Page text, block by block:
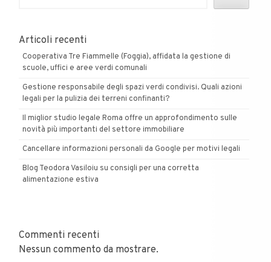
Articoli recenti
Cooperativa Tre Fiammelle (Foggia), affidata la gestione di
scuole, uffici e aree verdi comunali
Gestione responsabile degli spazi verdi condivisi. Quali azioni
legali per la pulizia dei terreni confinanti?
Il miglior studio legale Roma offre un approfondimento sulle
novità più importanti del settore immobiliare
Cancellare informazioni personali da Google per motivi legali
Blog Teodora Vasiloiu su consigli per una corretta
alimentazione estiva
Commenti recenti
Nessun commento da mostrare.